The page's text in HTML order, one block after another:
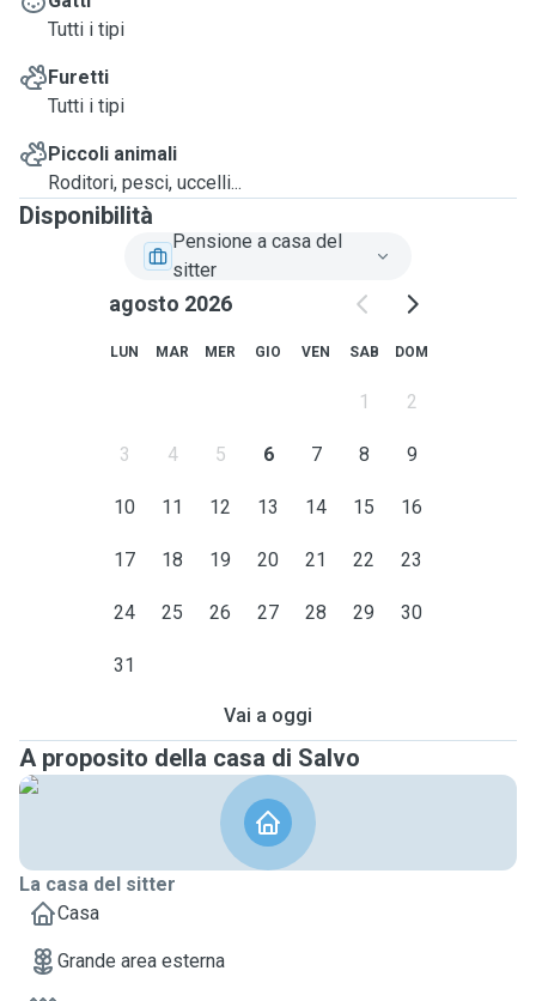
Tutti i tipi
Furetti
Tutti i tipi
Piccoli animali
Roditori, pesci, uccelli...
Disponibilità
Pensione a casa del
sitter
agosto 2026
LUN MAR MER GIO VEN SAB DOM
1 2
3 4 5 6 7 8 9
10 11 12 13 14 15 16
17 18 19 20 21 22 23
24 25 26 27 28 29 30
31
Vai a oggi
A proposito della casa di Salvo
La casa del sitter
Casa
Grande area esterna